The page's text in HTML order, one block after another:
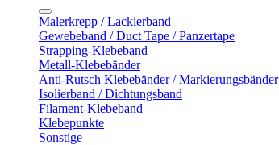
Malerkrepp / Lackierband
Gewebeband / Duct Tape / Panzertape
Strapping-Klebeband
Metall-Klebebänder
Anti-Rutsch Klebebänder / Markierungsbänder
Isolierband / Dichtungsband
Filament-Klebeband
Klebepunkte
Sonstige